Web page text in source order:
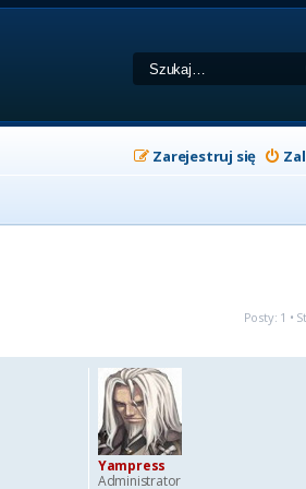
Zarejestruj się
Posty: 1 •
Yampress
Administrator